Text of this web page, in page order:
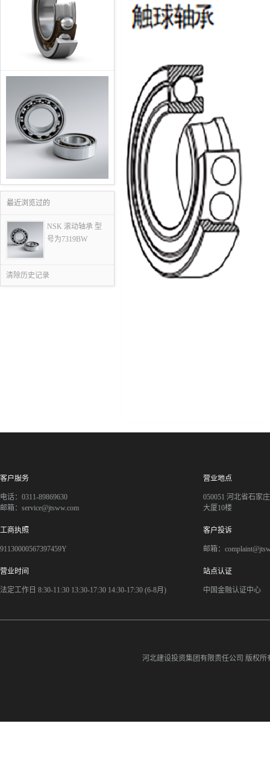
最近浏览过的
NSK 滚动轴承 型
号为7319BW
清除历史记录
客户服务
电话：0311-89869630
邮箱：service@jtsww.com
营业地点
050051 河北省石家
大厦10楼
工商执照
91130000567397459Y
客户投诉
邮箱：
营业时间
法定工作日 8:30-11:30 13:30-17:30 14:30-17:30 (6-8月)
站点认证
中国金融认证中心
河北建设投资集团有限责任公司 版权所